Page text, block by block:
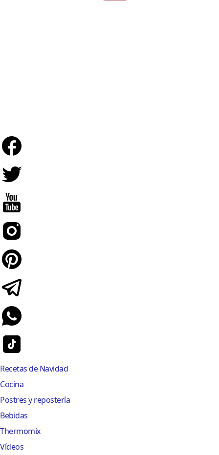
Recetas de Navidad
Cocina
Postres y repostería
Bebidas
Thermomix
Vídeos